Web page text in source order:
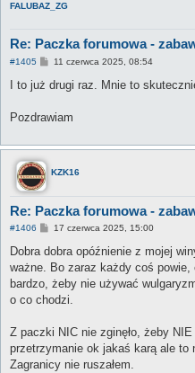
FALUBAZ_ZG
Re: Paczka forumowa -
#1405
P
s
11 czerwca 2025, 08:54
I to już drugi raz. Mnie to
Pozdrawiam
KZK16
Re: Paczka forumowa -
#1406
P
s
17 czerwca 2025, 15:00
Dobra dobra opóźnienie z mojej
ważne. Bo zaraz każdy coś
bardzo, żeby nie używać
o co chodzi.
Z paczki NIC nie zginęło, żeby
przetrzymanie ok jakaś karą ale to
Zagranicy nie ruszałem.